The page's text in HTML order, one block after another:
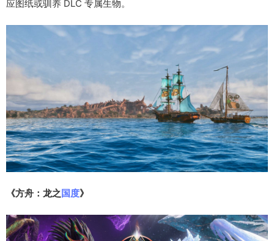
应图纸或驯养 DLC 专属生物。
《方舟：龙之国度》